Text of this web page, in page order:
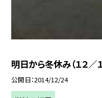
明日から冬休み（１２／１
公開日 2014/12/24